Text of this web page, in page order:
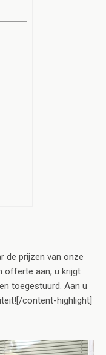
de prijzen van onze
offerte aan, u krijgt
toegestuurd. Aan u
content-highlight]